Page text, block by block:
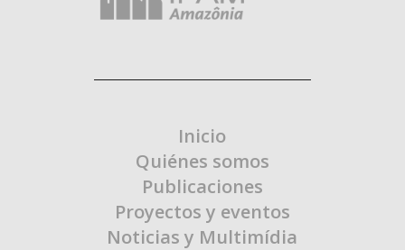
Inicio
Quiénes somos
Publicaciones
Proyectos y eventos
Noticias y Multimídia